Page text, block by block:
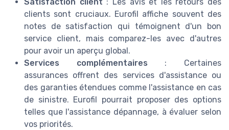
clients sont cruciaux. Eurofil affiche souvent des
notes de satisfaction qui témoignent d'un bon
service client, mais comparez-les avec d'autres
pour avoir un aperçu global.
Services complémentaires : Certaines
assurances offrent des services d'assistance ou
des garanties étendues comme l'assistance en cas
de sinistre. Eurofil pourrait proposer des options
telles que l'assistance dépannage, à évaluer selon
vos priorités.